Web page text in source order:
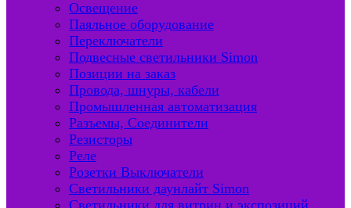
Освещение
Паяльное оборудование
Переключатели
Подвесные светильники Simon
Позиции на заказ
Провода, шнуры, кабели
Промышленная автоматизация
Разъемы, Соединители
Резисторы
Реле
Розетки Выключатели
Светильники даунлайт Simon
Светильники для витрин и экспозиций